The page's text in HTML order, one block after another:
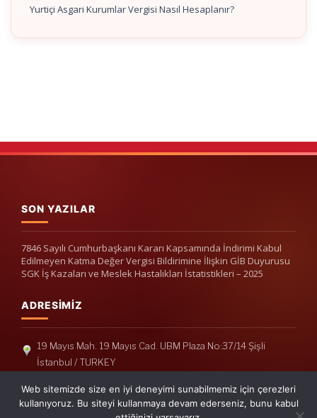
Yurtiçi Asgari Kurumlar Vergisi Nasıl Hesaplanır?
SON YAZILAR
7846 Sayılı Cumhurbaşkanı Kararı Kapsamında İndirimi Kabul
Edilmeyen Katma Değer Vergisi Bildirimine İlişkin GİB Duyurusu
SGK İş Kazaları ve Meslek Hastalıkları İstatistikleri – 2025
ADRESIMIZ
19 Mayıs Mah. 19 Mayıs Cad. UBM Plaza No:37/14 Şişli
İstanbul / TURKEY
Telefon: +90(212) 240 33 39
Telefon: +90(212) 248 19 36
Web sitemizde size en iyi deneyimi sunabilmemiz için çerezleri
kullanıyoruz. Bu siteyi kullanmaya devam ederseniz, bunu kabul